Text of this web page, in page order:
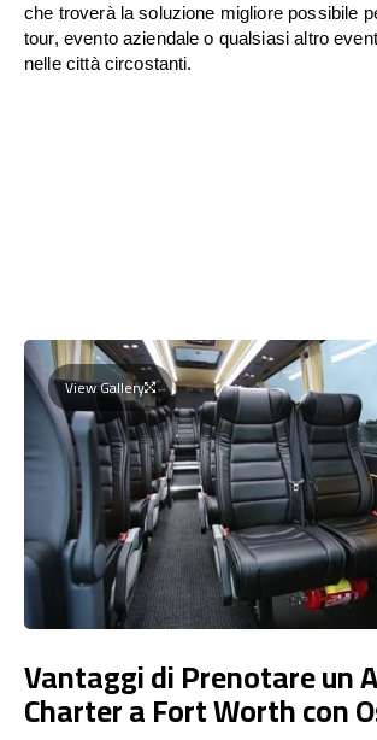
che troverà la soluzione migliore possibile
tour, evento aziendale o qualsiasi altro
nelle città circostanti.
View Gallery
Vantaggi di Prenotare un
Charter a Fort Worth con